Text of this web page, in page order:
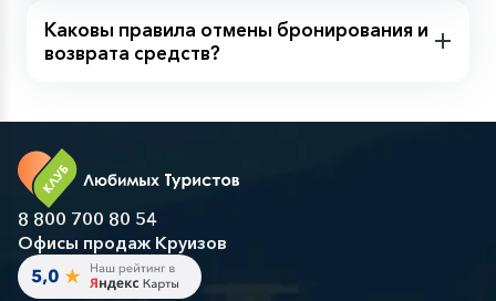
Каковы правила отмены бронирования и
возврата средств?
8 800 700 80 54
Офисы продаж Круизов